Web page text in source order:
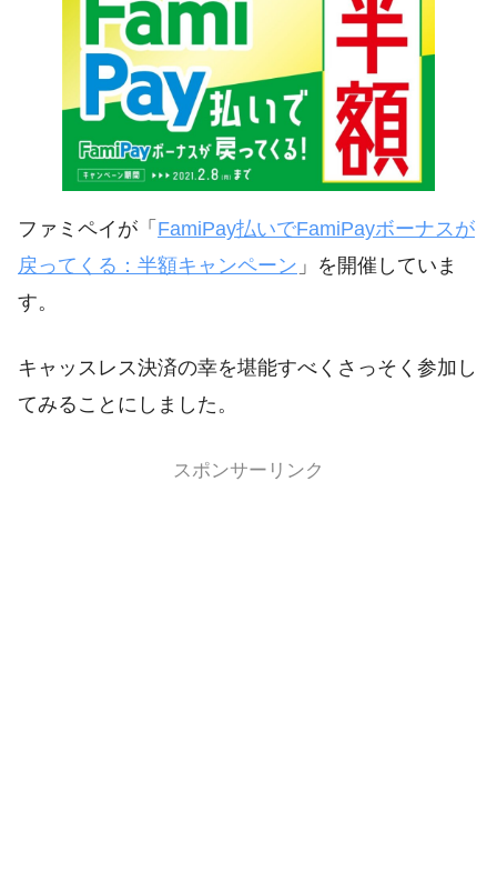
ファミペイが「 FamiPay払いでFamiPayボーナスが
戻ってくる：半額キャンペーン 」を開催していま
す。
キャッスレス決済の幸を堪能すべくさっそく参加し
てみることにしました。
スポンサーリンク